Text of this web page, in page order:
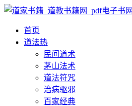
首页
道法热
民间道术
茅山法术
道法符咒
治病驱邪
百家经典